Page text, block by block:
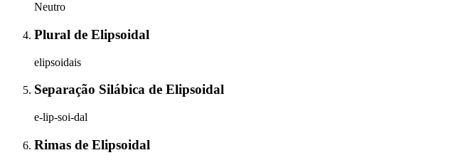
Neutro
Plural de Elipsoidal
elipsoidais
Separação Silábica de Elipsoidal
e-lip-soi-dal
Rimas de Elipsoidal